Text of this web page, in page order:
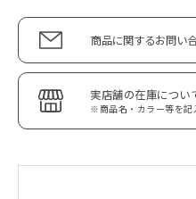
商品に関するお問い
実店舗の在庫につい
※商品名・カラー等を記